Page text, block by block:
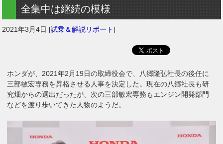
全集中は継続の模様
2021年3月4日 [試乗＆解説リポート]
ホンダが、2021年2月19日の取締役会で、八郷隆弘社長の後任に
三部敏宏専務を昇格させる人事を決定した。現在の八郷社長も研
究畑からの選出だったが、次の三部敏宏専務もエンジン開発部門
などを渡り歩いてきた人物のようだ。